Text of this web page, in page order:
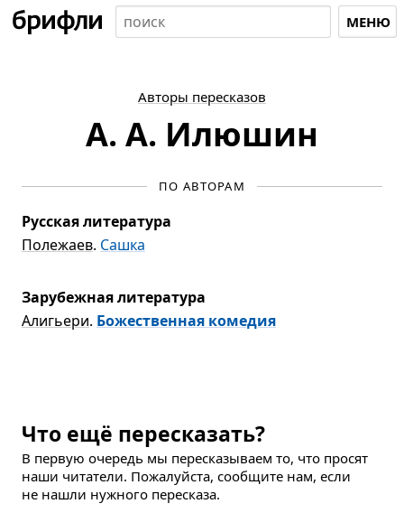
МЕНЮ
Авторы пересказов
А. А. Илюшин
ПО АВТОРАМ
Русская литература
Полежаев. Сашка
Зарубежная литература
Алигьери. Божественная комедия
Что ещё пересказать?
В первую очередь мы пересказываем то, что просят
наши читатели. Пожалуйста, сообщите нам, если
не нашли нужного пересказа.